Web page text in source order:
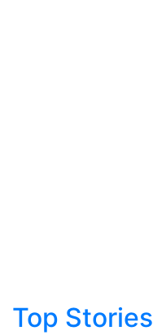
Top Stories